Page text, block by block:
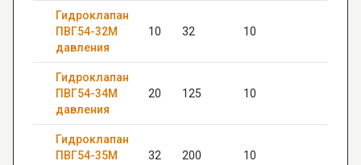
Гидроклапан
ПВГ54-32М
давления
10 32 10
Гидроклапан
ПВГ54-34М
давления
20 125 10
Гидроклапан
ПВГ54-35М
32 200 10